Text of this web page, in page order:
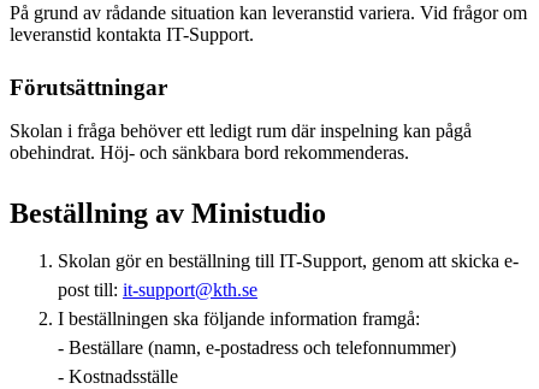
På grund av rådande situation kan leveranstid variera. Vid frågor om
leveranstid kontakta IT-Support.
Förutsättningar
Skolan i fråga behöver ett ledigt rum där inspelning kan pågå
obehindrat. Höj- och sänkbara bord rekommenderas.
Beställning av Ministudio
Skolan gör en beställning till IT-Support, genom att skicka e-
post till: it-support@kth.se
I beställningen ska följande information framgå:
- Beställare (namn, e-postadress och telefonnummer)
- Kostnadsställe